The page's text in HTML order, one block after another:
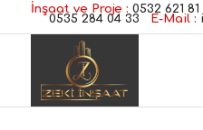
İnşaat ve Proje : 0532 621 81
0535 284 04 33 E-Mail :